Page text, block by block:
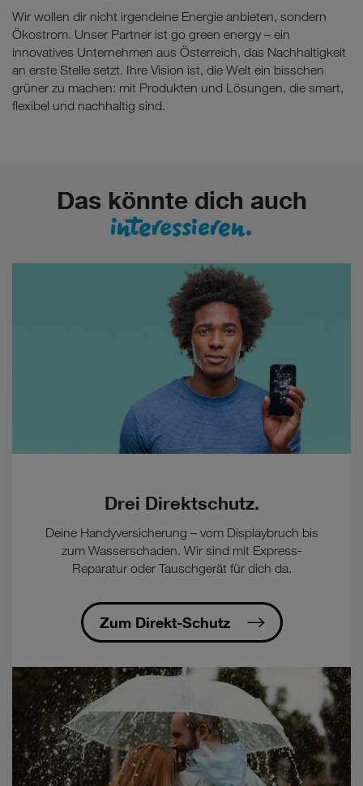
Wir wollen dir nicht irgendeine Energie anbieten, sondern
Ökostrom. Unser Partner ist go green energy – ein
innovatives Unternehmen aus Österreich, das Nachhaltigkeit
an erste Stelle setzt. Ihre Vision ist, die Welt ein bisschen
grüner zu machen: mit Produkten und Lösungen, die smart,
flexibel und nachhaltig sind.
Das könnte dich auch
interessieren.
Drei Direktschutz.
Deine Handyversicherung – vom Displaybruch bis
zum Wasserschaden. Wir sind mit Express-
Reparatur oder Tauschgerät für dich da.
Zum Direkt-Schutz